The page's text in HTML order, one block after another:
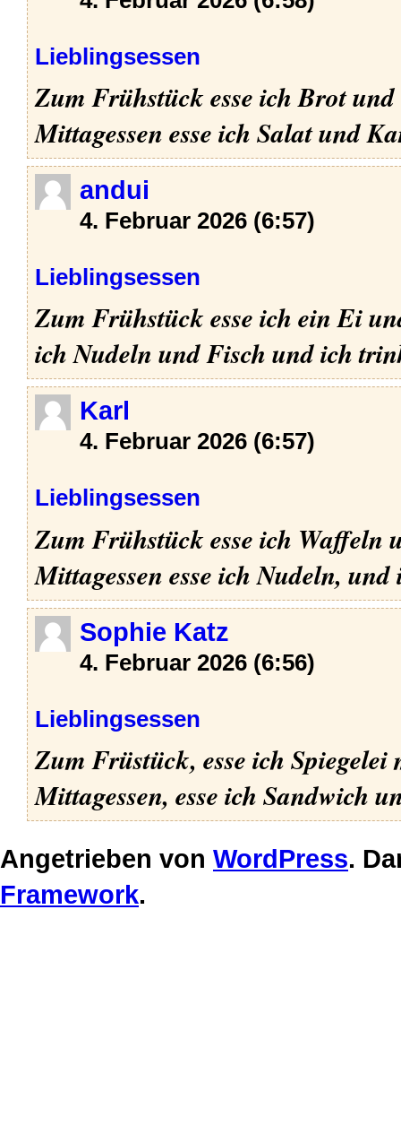
Lieblingsessen
Zum Frühstück esse ich Brot
Mittagessen esse ich Salat und
andui
4. Februar 2026 (6:57)
Lieblingsessen
Zum Frühstück esse ich ein Ei
ich Nudeln und Fisch und ich
Karl
4. Februar 2026 (6:57)
Lieblingsessen
Zum Frühstück esse ich Waffeln
Mittagessen esse ich Nudeln,
Sophie Katz
4. Februar 2026 (6:56)
Lieblingsessen
Zum Früstück, esse ich
Mittagessen, esse ich Sandwich
Angetrieben von WordPress.
Framework.